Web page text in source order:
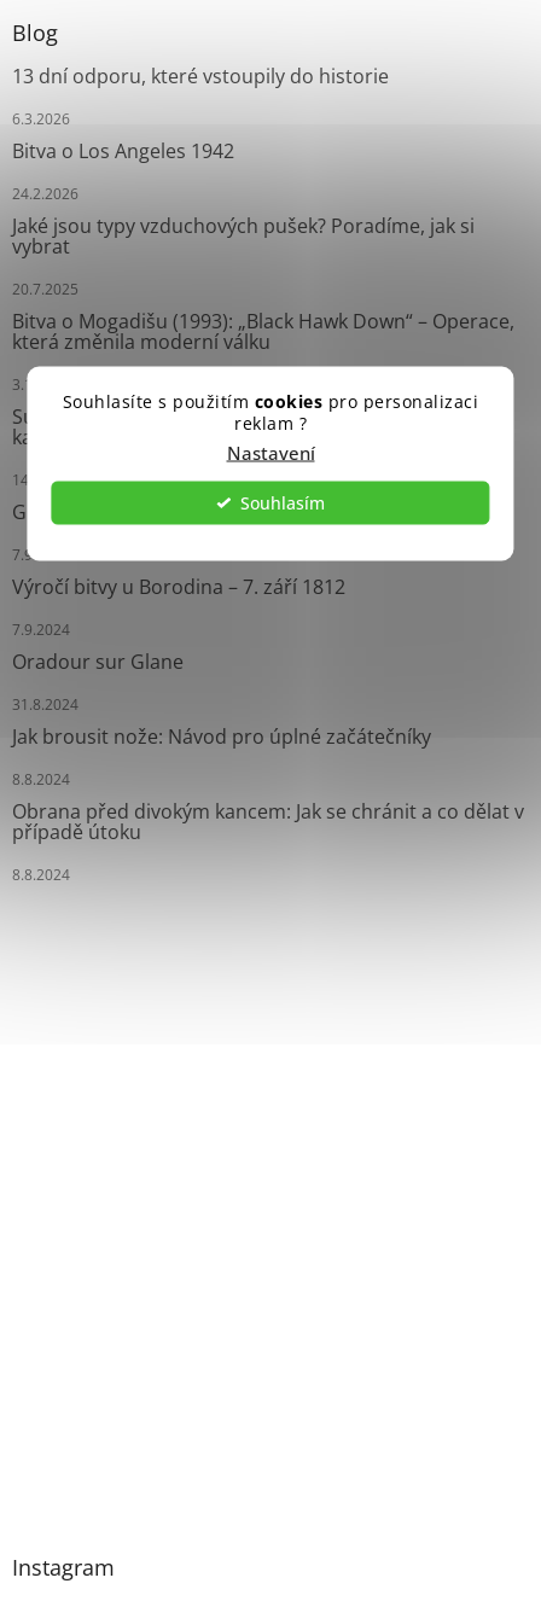
Souhlasíte s použitím cookies pro personalizaci
reklam ?
Nastavení
Souhlasím
Blog
13 dní odporu, které vstoupily do historie
6.3.2026
Bitva o Los Angeles 1942
24.2.2026
Jaké jsou typy vzduchových pušek? Poradíme, jak si
vybrat
20.7.2025
Bitva o Mogadišu (1993): „Black Hawk Down“ – Operace,
která změnila moderní válku
3.10.2024
Survival náramky: Neprávem opomíjení pomocníci
každého dobrodruha
14.9.2024
Grease Gun: Ikonický Samopal Druhé světové války
7.9.2024
Výročí bitvy u Borodina – 7. září 1812
7.9.2024
Oradour sur Glane
31.8.2024
Jak brousit nože: Návod pro úplné začátečníky
8.8.2024
Obrana před divokým kancem: Jak se chránit a co dělat v
případě útoku
8.8.2024
Instagram